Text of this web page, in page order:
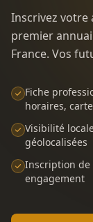
Inscrivez
premier
France. Vos
Fiche
horaires,
Visibilité
géolocalisées
Inscription de
engagement